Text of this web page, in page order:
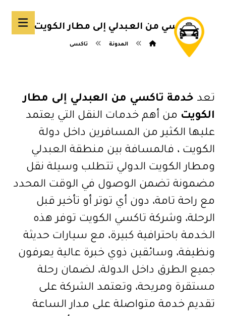
تاكسي من العبدلي إلى مطار الكويت
المدونة تاكسى
تعد خدمة تاكسي من العبدلي إلى مطار
الكويت من أهم خدمات النقل التي يعتمد
عليها الكثير من المسافرين داخل دولة
الكويت ، فالمسافة بين منطقة العبدلي
ومطار الكويت الدولي تتطلب وسيلة نقل
مضمونة تضمن الوصول في الوقت المحدد
مع راحة تامة، دون أي توتر أو تأخير قبل
الرحلة، وشركة تاكسي الكويت توفر هذه
الخدمة باحترافية كبيرة، مع سيارات حديثة
ونظيفة، وسائقين ذوي خبرة عالية يعرفون
جميع الطرق داخل الدولة، لضمان رحلة
مستقرة ومريحة، وتعتمد الشركة على
تقديم خدمة متواصلة على مدار الساعة